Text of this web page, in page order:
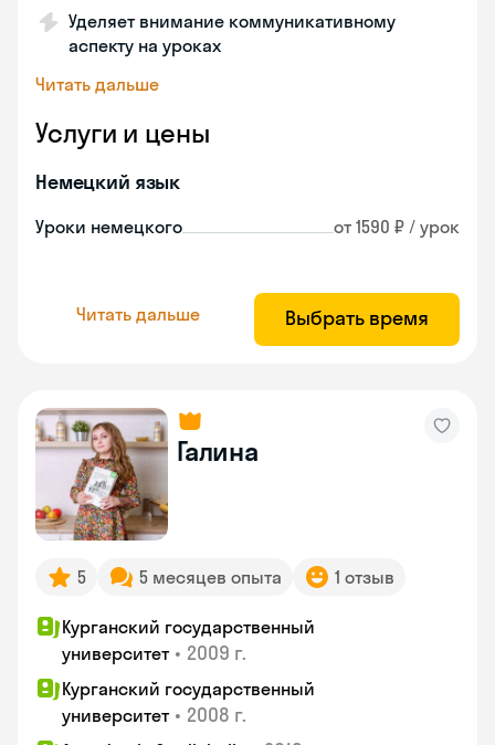
Уделяет внимание коммуникативному
аспекту на уроках
Читать дальше
Услуги и цены
Немецкий язык
Уроки немецкого от 1590 ₽ / урок
Читать дальше Выбрать время
Галина
5 5 месяцев опыта 1 отзыв
Курганский государственный
университет • 2009 г.
Курганский государственный
университет • 2008 г.